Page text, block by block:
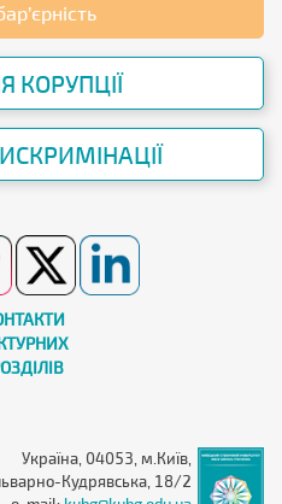
КОРУПЦІЇ
Україна, 04053, м.Київ,
Кудрявська, 18/2